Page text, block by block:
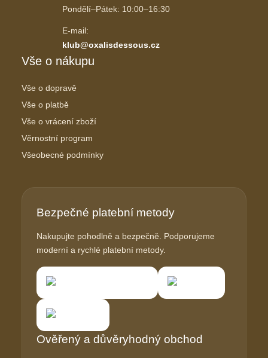
Pondělí–Pátek: 10:00–16:30
E-mail:
klub@oxalisdessous.cz
Vše o nákupu
Vše o dopravě
Vše o platbě
Vše o vrácení zboží
Věrnostní program
Všeobecné podmínky
Bezpečné platební metody
Nakupujte pohodlně a bezpečně. Podporujeme
moderní a rychlé platební metody.
Ověřený a důvěryhodný obchod